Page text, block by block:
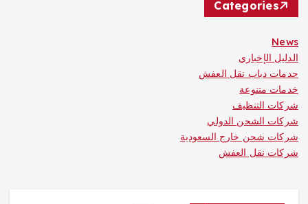
Categories
News
الدليل الإخباري
حدمات دباب نقل العفش
خدمات متنوعة
شركات التنظيف
شركات الشحن الدولي
شركات شحن خارج السعودية
شركات نقل العفش